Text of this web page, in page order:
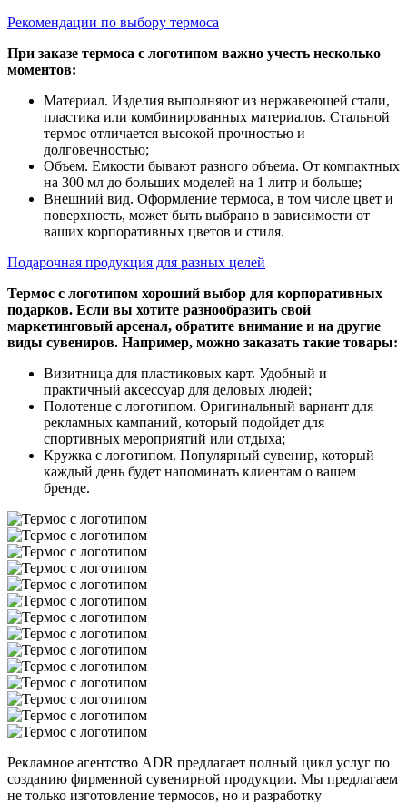
Рекомендации по выбору термоса
При заказе термоса с логотипом важно учесть несколько
моментов:
Материал. Изделия выполняют из нержавеющей стали,
пластика или комбинированных материалов. Стальной
термос отличается высокой прочностью и
долговечностью;
Объем. Емкости бывают разного объема. От компактных
на 300 мл до больших моделей на 1 литр и больше;
Внешний вид. Оформление термоса, в том числе цвет и
поверхность, может быть выбрано в зависимости от
ваших корпоративных цветов и стиля.
Подарочная продукция для разных целей
Термос с логотипом хороший выбор для корпоративных
подарков. Если вы хотите разнообразить свой
маркетинговый арсенал, обратите внимание и на другие
виды сувениров. Например, можно заказать такие товары:
Визитница для пластиковых карт. Удобный и
практичный аксессуар для деловых людей;
Полотенце с логотипом. Оригинальный вариант для
рекламных кампаний, который подойдет для
спортивных мероприятий или отдыха;
Кружка с логотипом. Популярный сувенир, который
каждый день будет напоминать клиентам о вашем
бренде.
Рекламное агентство ADR предлагает полный цикл услуг по
созданию фирменной сувенирной продукции. Мы предлагаем
не только изготовление термосов, но и разработку